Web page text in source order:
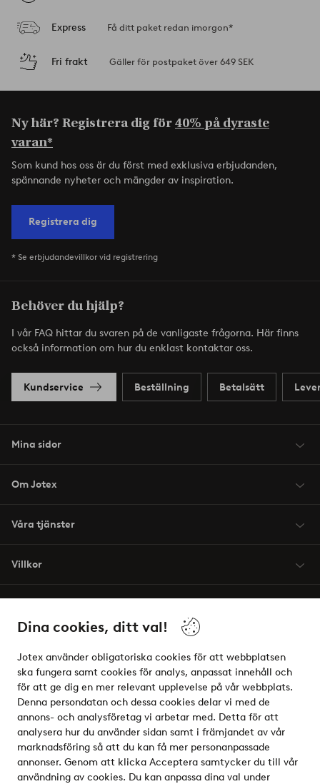
Dina cookies, ditt val!
Jotex använder obligatoriska cookies för att webbplatsen
ska fungera samt cookies för analys, anpassat innehåll och
för att ge dig en mer relevant upplevelse på vår webbplats.
Denna persondatan och dessa cookies delar vi med de
annons- och analysföretag vi arbetar med. Detta för att
analysera hur du använder sidan samt i främjandet av vår
marknadsföring så att du kan få mer personanpassade
annonser. Genom att klicka Acceptera samtycker du till vår
användning av cookies. Du kan anpassa dina val under
Express Få ditt paket redan imorgon*
Fri frakt Gäller för postpaket över 649 SEK
Ny här? Registrera dig för40% på dyraste
varan*
Som kund hos oss är du först med exklusiva erbjudanden,
spännande nyheter och mängder av inspiration.
Registrera dig
* Se erbjudandevillkor vid registrering
Behöver du hjälp?
I vår FAQ hittar du svaren på de vanligaste frågorna. Här finns
också information om hur du enklast kontaktar oss.
Kundservice Beställning Betalsätt
Mina sidor
Om Jotex
Våra tjänster
Villkor
Säkra betalningar - Betala direkt eller dela upp
Vill du veta mer om våra betalalternativ?
elpy